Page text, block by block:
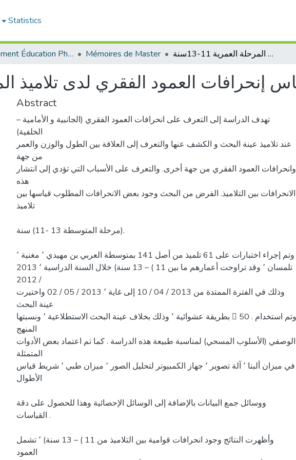
Statistics
Département Éducation Physique et Sportive (EPS) Mémoires de Master قياس إنحرافات العمود الفقري لدى تلاميذ المرحلة العمرية 11-13سنة)
Abstract
ﺗﻬﺪف اﻟﺪراﺳﺔ إﻟﻰ اﻟﺘﻌﺮف ﻋﻠﻰ اﻧﺤﺮاﻓﺎت اﻟﻌﻤﻮد اﻟﻔﻘﺮي (اﻟﺠﺎﻧﺒﻴﺔ و اﻷﻣﺎﻣﻴﺔ –
اﻟﺨﻠﻔﻴﺔ)
ﻋﻨﺪ ﺗﻼﻣﻴﺬ ﻋﻴﻨﺔ اﻟﺒﺤﺚ و اﻟﻜﺸﻒ ﻋﻨﻬﺎ واﻟﺘﻌﺮف إﻟﻰ اﻟﻌﻼﻗﺔ ﺑﻴﻦ اﻟﻄﻮل واﻟﻮزن واﻟﻌﻤﺮ
ﻣﻦ ﺟﻬﺔ
واﻧﺤﺮاﻓﺎت اﻟﻌﻤﻮد اﻟﻔﻘﺮي ﻣﻦ ﺟﻬﺔ أﺧﺮى. واﻟﺘﻌﺮف ﻋﻠﻰ اﻷﺳﺒﺎب اﻟﺘﻲ ﺗﺆدي إﻟﻰ اﻧﺘﺸﺎر
ﻫﺬﻩ
اﻻﻧﺤﺮاﻓﺎت ﺑﻴﻦ اﻟﺘﻼﻣﻴﺬ. اﻟﻔﺮض ﻣﻦ اﻟﺒﺤﺚ وﺟﻮد ﺑﻌﺾ اﻻﻧﺤﺮاﻓﺎت اﻟﻤﻄﻠﻮب ﻗﻴﺎﺳﻬﺎ ﺑﻴﻦ
ﺗﻼﻣﻴﺬ
ﻣﺮﺣﻠﺔ اﻟﻤﺘﻮﺳﻄﺔ 13 -11) ﺳﻨﺔ).
وﺗﻢ إﺟﺮاء اﺧﺘﺒﺎرات ﻋﻠﻰ 61 ﺗﻠﻤﻴﺬ ﻣﻦ أﺻﻞ 141 ﺑﻤﺘﻮﺳﻄﺔ اﻟﻌﺮﺑﻲ ﺑﻦ ﻣﻬﻴﺪي ٬ ﻣﻐﻨﻴﺔ ٬
ﺗﻠﻤﺴﺎن ٬ وﻗﺪ ﺗﺮاوﺣﺖ أﻋﻤﺎرﻫﻢ ﻣﺎ ﺑﻴﻦ 11 ) – 13 ﺳﻨﺔ) ﺧﻼل اﻟﺴﻨﺔ اﻟﺪراﺳﻴﺔ ٬ 2013
/ 2012
وذﻟﻚ ﻓﻲ اﻟﻔﺘﺮة اﻟﻤﻤﺘﺪة ﻣﻦ 2013 / 04 / 10 إﻟﻰ ﻏﺎﻳﺔ ٬ 2013 / 05 / 02 واﺧﺘﻴﺮت
ﻋﻴﻨﺔ اﻟﺒﺤﺚ
ﺑﻄﺮﻳﻘﺔ ﻋﺸﻮاﺋﻴﺔ ٬ وذﻟﻚ ﺑﺨﻼف ﻋﻴﻨﺔ اﻟﺒﺤﺚ اﻻﺳﺘﻄﻼﻋﻴﺔ ٬ وﻧﺴﺒﺘﻬﺎ  50 . وﺗﻢ اﺳﺘﺨﺪام
اﻟﻤﻨﻬﺞ
اﻟﻮﺻﻔﻲ (اﻷﺳﻠﻮب اﻟﻤﺴﺤﻲ) ﻟﻤﻨﺎﺳﺒﺔ ﻃﺒﻴﻌﺔ ﻫﺬﻩ اﻟﺪراﺳﺔ . ﻛﻤﺎ ﺗﻢ اﻋﺘﻤﺎد ﺑﻌﺾ اﻷدوات
اﻟﻤﺘﻤﺜﻠﺔ
ﻓﻲ ﻣﻴﺰان أﻟﺒﻨﺎ ٬ آﻟﺔ ﺗﺼﻮﻳﺮ ٬ ﺟﻬﺎز اﻟﻜﻤﺒﻴﻮﺗﺮ ﻟﺘﺤﻠﻴﻞ اﻟﺼﻮر ٬ ﻣﻴﺰان ﻃﺒﻲ ٬ ﺷﺮﻳﻂ ﻗﻴﺎس
اﻷﻃﻮال
ووﺳﺎﺋﻞ ﺟﻤﻊ اﻟﺒﻴﺎﻧﺎت ﺑﺎﻹﺿﺎﻓﺔ إﻟﻰ اﻟﻮﺳﺎﺋﻞ اﻹﺣﺼﺎﺋﻴﺔ وﻫﺬا ﻟﻠﺤﺼﻮل ﻋﻠﻰ دﻗﺔ
اﻟﻘﻴﺎﺳﺎت .
وأﻇﻬﺮت اﻟﻨﺘﺎﺋﺞ وﺟﻮد اﻧﺤﺮاﻓﺎت ﻗﻮاﻣﻴﺔ ﺑﻴﻦ اﻟﺘﻼﻣﻴﺬ ﻣﻦ 11 ) – 13 ﺳﻨﺔ) ٬ ﺗﺸﻤﻞ
اﻟﻌﻤﻮد